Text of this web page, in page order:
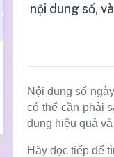
nội dung số,
Nội dung số
có thể cần phải
dung hiệu quả
Hãy đọc tiếp để